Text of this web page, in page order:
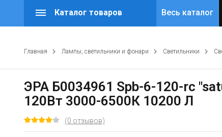
Каталог товаров Весь каталог
Главная Лампы, светильники и фонари Светильники
ЭРА Б0034961 Spb-6-120-rc
120Вт 3000-6500К 10200 Л
(0 отзывов)